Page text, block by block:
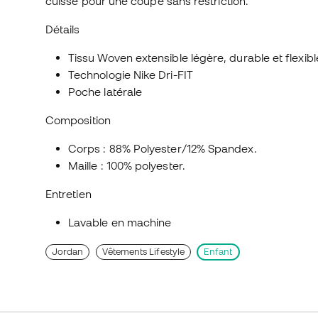
Détails
Tissu Woven extensible légère, durable et
Technologie Nike Dri-FIT
Poche latérale
Composition
Corps : 88% Polyester/12% Spandex.
Maille : 100% polyester.
Entretien
Lavable en machine
Jordan Vêtements Lifestyle Enfant